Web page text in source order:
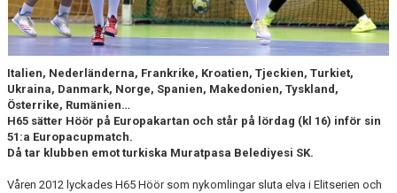
HANDBOLLSLIGANDAM.SE
GAMEDAY-APPEN
MATCHPROGRAM
KONTAKT
Italien, Nederländerna, Frankrike, Kroatien, Tjeckien, Turkiet,
Ukraina, Danmark, Norge, Spanien, Makedonien, Tyskland,
Österrike, Rumänien…
H65 sätter Höör på Europakartan och står på lördag (kl 16) inför sin
51:a Europacupmatch.
Då tar klubben emot turkiska Muratpasa Belediyesi SK.
Våren 2012 lyckades H65 Höör som nykomlingar sluta elva i Elitserien och